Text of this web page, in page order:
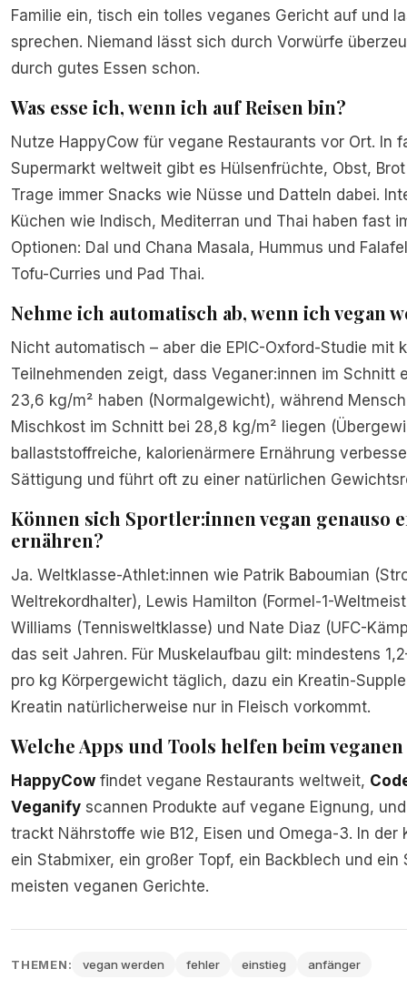
Familie ein, tisch ein tolles veganes Gericht auf und
sprechen. Niemand lässt sich durch Vorwürfe
durch gutes Essen schon.
Was esse ich, wenn ich auf Reisen bin?
Nutze HappyCow für vegane Restaurants vor Ort. In
Supermarkt weltweit gibt es Hülsenfrüchte, Obst,
Trage immer Snacks wie Nüsse und Datteln dabei.
Küchen wie Indisch, Mediterran und Thai haben fast
Optionen: Dal und Chana Masala, Hummus und
Tofu-Curries und Pad Thai.
Nehme ich automatisch ab, wenn ich vegan
Nicht automatisch – aber die EPIC-Oxford-Studie mit
Teilnehmenden zeigt, dass Veganer:innen im Schnitt
23,6 kg/m² haben (Normalgewicht), während
Mischkost im Schnitt bei 28,8 kg/m² liegen
ballaststoffreiche, kalorienärmere Ernährung
Sättigung und führt oft zu einer natürlichen
Können sich Sportler:innen vegan genauso
ernähren?
Ja. Weltklasse-Athlet:innen wie Patrik Baboumian
Weltrekordhalter), Lewis Hamilton (Formel-1-
Williams (Tennisweltklasse) und Nate Diaz (UFC-
das seit Jahren. Für Muskelaufbau gilt: mindestens
pro kg Körpergewicht täglich, dazu ein Kreatin-
Kreatin natürlicherweise nur in Fleisch vorkommt.
Welche Apps und Tools helfen beim
HappyCow findet vegane Restaurants weltweit,
Veganify scannen Produkte auf vegane Eignung,
trackt Nährstoffe wie B12, Eisen und Omega-3. In der
ein Stabmixer, ein großer Topf, ein Backblech und ein
meisten veganen Gerichte.
THEMEN: vegan werden fehler einstieg anfänger